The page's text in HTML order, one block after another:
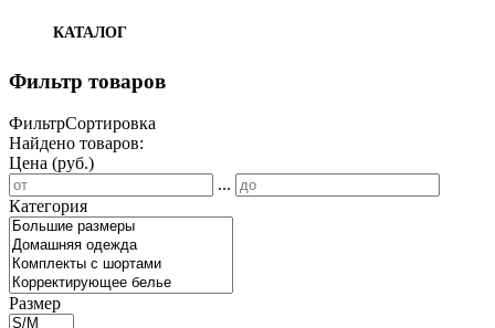
КАТАЛОГ
Фильтр товаров
ФильтрСортировка
Найдено товаров:
Цена (руб.)
...
Категория
Размер